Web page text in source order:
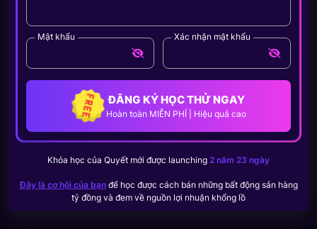
Mật khẩu Xác nhận mật khẩu
ĐĂNG KÝ HỌC THỬ NGAY
Hoàn toàn MIỄN PHÍ | Hiệu quả cao
Khóa học của Quyết mới được launching 2 năm 23 ngày
Đây là cơ hội của bạnđể học được cách bán những bất động sản hàng
tỷ đồng và đem về nguồn lợi nhuận khổng lồ